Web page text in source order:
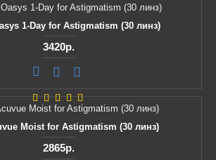
1-Day for Astigmatism (30 линз)
3420р.
Moist for Astigmatism (30 линз)
2865р.